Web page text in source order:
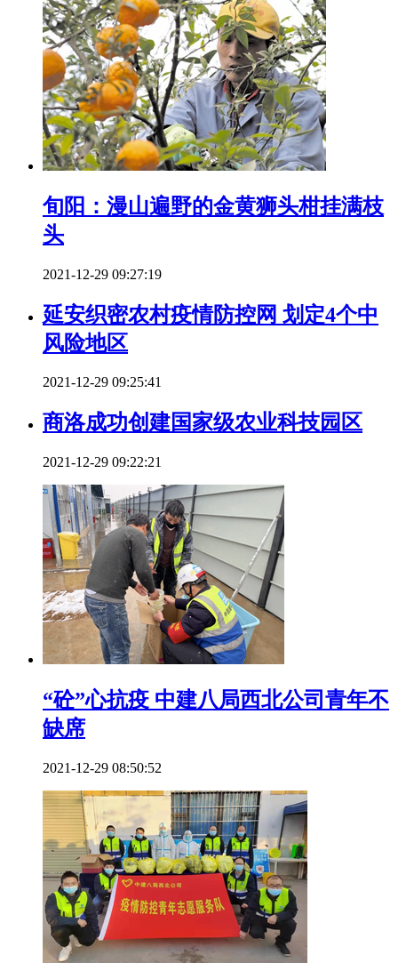
旬阳：漫山遍野的金黄狮头柑挂满枝
头
2021-12-29 09:27:19
延安织密农村疫情防控网 划定4个中
风险地区
2021-12-29 09:25:41
商洛成功创建国家级农业科技园区
2021-12-29 09:22:21
“砼”心抗疫 中建八局西北公司青年不
缺席
2021-12-29 08:50:52